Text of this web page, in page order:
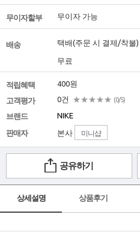
무이자할부 무이자 가능
배송 택배(주문 시 결제 /착불)
무료
적립혜택
400원
고객평가
0건 ★★★★★ (0/5)
브랜드 NIKE
판매자 본사 미니샵
공유하기
상세설명 상품후기